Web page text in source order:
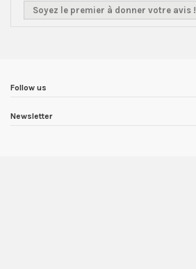
Soyez le premier à donner votre avis !
Follow us
Newsletter